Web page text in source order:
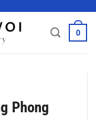
0
Phong